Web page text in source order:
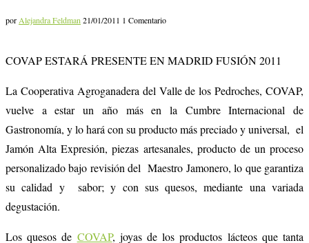
por Alejandra Feldman 21/01/2011 1 Comentario
COVAP ESTARÁ PRESENTE EN MADRID FUSIÓN 2011
La Cooperativa Agroganadera del Valle de los Pedroches, COVAP,
vuelve a estar un año más en la Cumbre Internacional de
Gastronomía, y lo hará con su producto más preciado y universal, el
Jamón Alta Expresión, piezas artesanales, producto de un proceso
personalizado bajo revisión del Maestro Jamonero, lo que garantiza
su calidad y sabor; y con sus quesos, mediante una variada
degustación.
Los quesos de COVAP, joyas de los productos lácteos que tanta